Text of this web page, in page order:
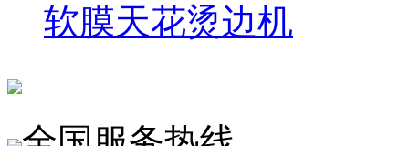
软膜天花烫边机